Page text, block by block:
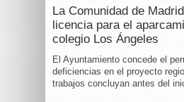
La Comunidad de
licencia para el
colegio Los Ángeles
El Ayuntamiento concede el
deficiencias en el proyecto
trabajos concluyan antes del